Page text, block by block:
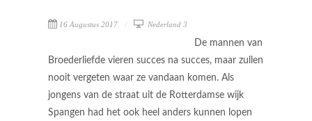
16 Augustus 2017 Nederland 3
De mannen van
Broederliefde vieren succes na succes, maar zullen
nooit vergeten waar ze vandaan komen. Als
jongens van de straat uit de Rotterdamse wijk
Spangen had het ook heel anders kunnen lopen